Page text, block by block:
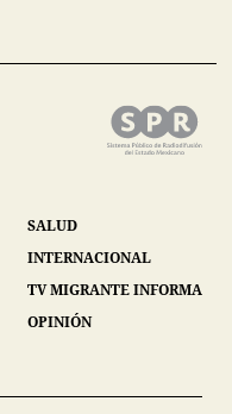
SALUD
INTERNACIONAL
TV MIGRANTE INFORMA
OPINIÓN